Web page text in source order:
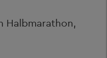
Halbmarathon,